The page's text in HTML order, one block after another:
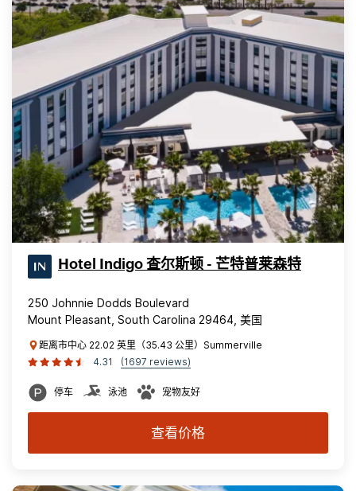
Hotel Indigo 查尔斯顿 - 芒特普莱森特
250 Johnnie Dodds Boulevard
Mount Pleasant, South Carolina 29464, 美国
距离市中心 22.02 英里（35.43 公里）Summerville
4.31
(1697 reviews)
停车 泳池 宠物友好
查看价格